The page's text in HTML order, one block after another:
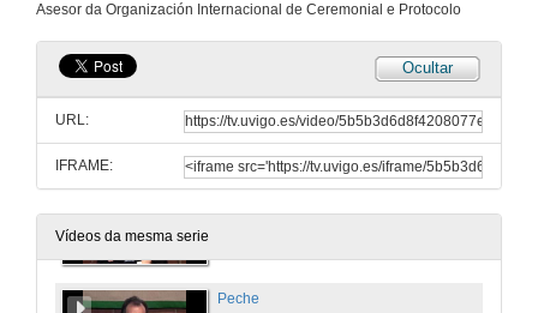
Asesor da Organización Internacional de Ceremonial e Protocolo
Ocultar
URL:
IFRAME:
Vídeos da mesma serie
19 de maio de 2010
19 de maio de 2010
Intervención
Peche